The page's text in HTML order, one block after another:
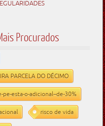
Procurados
PARCELA DO DÉCIMO
pe-esta-o-adicional--de-30%
risco de vida